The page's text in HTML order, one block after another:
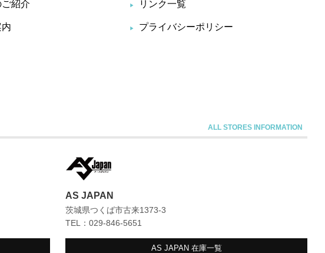
紹介 リンク一覧
プライバシーポリシー
AS JAPAN
茨城県つくば市古来1373-3
TEL：029-846-5651
AS JAPAN 在庫一覧